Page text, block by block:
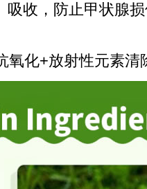
吸收，防止甲状腺
氧化+放射性元素清